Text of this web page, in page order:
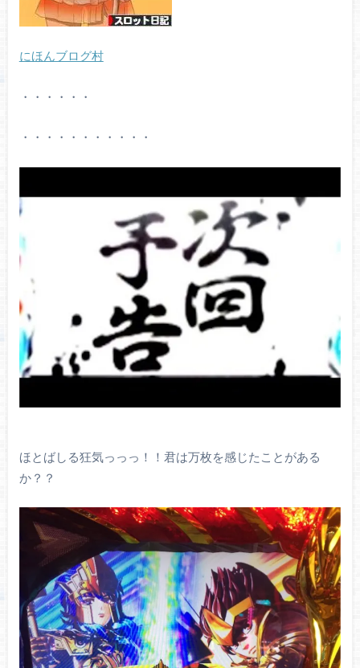
にほんブログ村
・・・・・・
・・・・・・・・・・・
ほとばしる狂気っっっ！！君は万枚を感じたことがある
か？？